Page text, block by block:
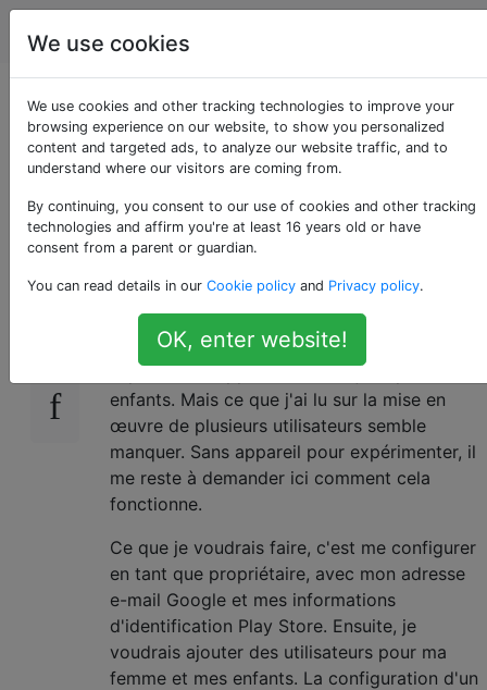
Android
Comment configurer
un Nexus 7/10 pour
un usage familial
17
J'envisage d'acheter une des tablettes Nexus
pour ma famille. Je pense que le support
multi-utilisateurs est un excellent moyen de
séparer mes applications des jeux pour
enfants. Mais ce que j'ai lu sur la mise en
œuvre de plusieurs utilisateurs semble
manquer. Sans appareil pour expérimenter, il
me reste à demander ici comment cela
fonctionne.
Ce que je voudrais faire, c'est me configurer
en tant que propriétaire, avec mon adresse
e-mail Google et mes informations
d'identification Play Store. Ensuite, je
voudrais ajouter des utilisateurs pour ma
femme et mes enfants. La configuration d'un
We use cookies
We use cookies and other tracking technologies to improve your
browsing experience on our website, to show you personalized
content and targeted ads, to analyze our website traffic, and to
understand where our visitors are coming from.
By continuing, you consent to our use of cookies and other tracking
technologies and affirm you're at least 16 years old or have
consent from a parent or guardian.
You can read details in our Cookie policy and Privacy policy.
OK, enter website!